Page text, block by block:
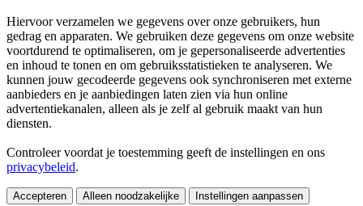
Hiervoor verzamelen we gegevens over onze gebruikers, hun
gedrag en apparaten. We gebruiken deze gegevens om onze website
voortdurend te optimaliseren, om je gepersonaliseerde advertenties
en inhoud te tonen en om gebruiksstatistieken te analyseren. We
kunnen jouw gecodeerde gegevens ook synchroniseren met externe
aanbieders en je aanbiedingen laten zien via hun online
advertentiekanalen, alleen als je zelf al gebruik maakt van hun
diensten.
Controleer voordat je toestemming geeft de instellingen en ons
privacybeleid.
Accepteren Alleen noodzakelijke Instellingen aanpassen